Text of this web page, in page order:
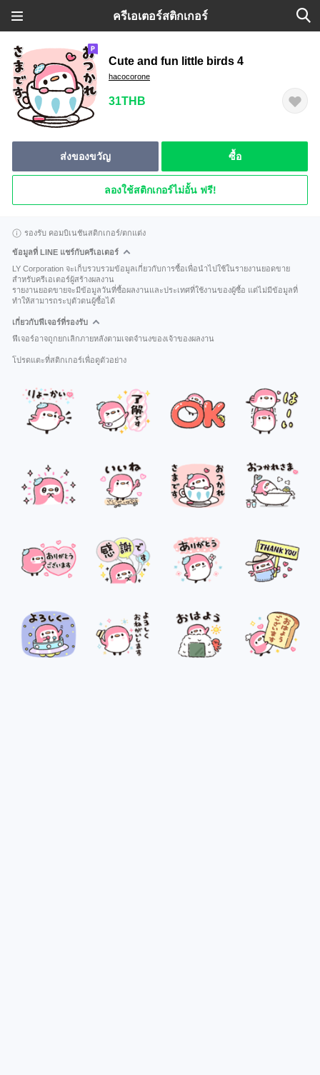
ครีเอเตอร์สติกเกอร์
Cute and fun little birds 4
hacocorone
31THB
ส่งของขวัญ ซื้อ
ลองใช้สติกเกอร์ไม่อั้น ฟรี!
รองรับ คอมบิเนชันสติกเกอร์/ตกแต่ง
ข้อมูลที่ LINE แชร์กับครีเอเตอร์
LY Corporation จะเก็บรวบรวมข้อมูลเกี่ยวกับการซื้อเพื่อนำไปใช้ในรายงานยอดขาย
สำหรับครีเอเตอร์ผู้สร้างผลงาน
รายงานยอดขายจะมีข้อมูลวันที่ซื้อผลงานและประเทศที่ใช้งานของผู้ซื้อ แต่ไม่มีข้อมูลที่
ทำให้สามารถระบุตัวตนผู้ซื้อได้
เกี่ยวกับฟีเจอร์ที่รองรับ
ฟีเจอร์อาจถูกยกเลิกภายหลังตามเจตจำนงของเจ้าของผลงาน
โปรดแตะที่สติกเกอร์เพื่อดูตัวอย่าง